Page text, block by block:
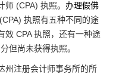
(CPA) 执照。 办理假佛
执照有五种不同的途
CPA 执照，还有一种途
但尚未获得执照。
州注册会计师事务所的所